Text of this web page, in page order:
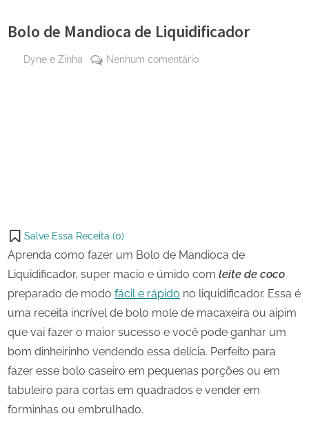
Bolo de Mandioca de Liquidificador
By
Dyne e Zinha Nenhum comentárioem
on
X
Salve Essa Receita (0)
Aprenda como fazer um Bolo de Mandioca de
Liquidificador, super macio e úmido com leite de coco
preparado de modo fácil e rápido no liquidificador. Essa é
uma receita incrível de bolo mole de macaxeira ou aipim
que vai fazer o maior sucesso e você pode ganhar um
bom dinheirinho vendendo essa delícia. Perfeito para
fazer esse bolo caseiro em pequenas porções ou em
tabuleiro para cortas em quadrados e vender em
forminhas ou embrulhado.